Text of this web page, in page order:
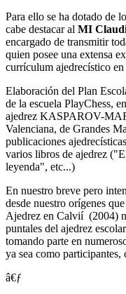
Para ello se ha dotado de
cabe destacar al MI
encargado de transmitir
quien posee una extensa
currí­culum ajedrecí­stico en
Elaboración del Plan
de la escuela PlayChess,
ajedrez KASPAROV-
Valenciana, de Grandes
publicaciones
varios libros de ajedrez
leyenda", etc...)
En nuestro breve pero
desde nuestro orí­genes
Ajedrez en Calvií (2004)
puntales del ajedrez
tomando parte en
ya sea como participantes,
â€ƒ